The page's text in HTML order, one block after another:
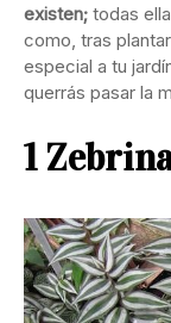
existen; todas
como, tras
especial a tu
querrás pasar la
1